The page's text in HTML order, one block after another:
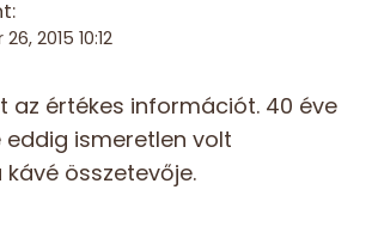
2015 10:12
az értékes információt. 40 éve
eddig ismeretlen volt
összetevője.